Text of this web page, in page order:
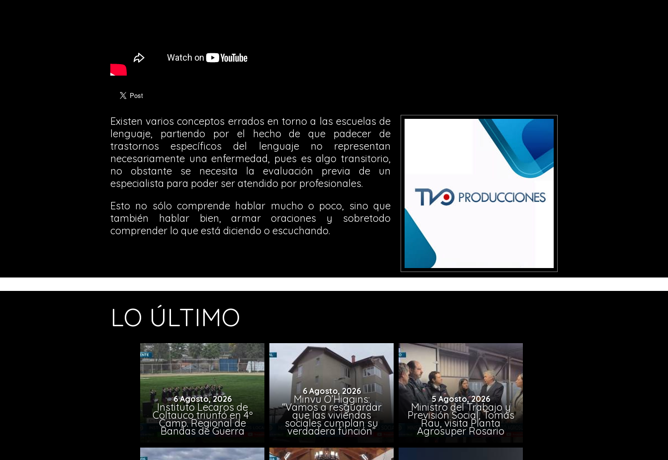
Existen varios conceptos errados en torno a las escuelas de
lenguaje, partiendo por el hecho de que padecer de
trastornos específicos del lenguaje no representan
necesariamente una enfermedad, pues es algo transitorio,
no obstante se necesita la evaluación previa de un
especialista para poder ser atendido por profesionales.
Esto no sólo comprende hablar mucho o poco, sino que
también hablar bien, armar oraciones y sobretodo
comprender lo que está diciendo o escuchando.
LO ÚLTIMO
6 Agosto, 2026
Instituto Lecaros de
Coltauco triunfó en 4º
Camp. Regional de
Bandas de Guerra
6 Agosto, 2026
Minvu O’Higgins:
“Vamos a resguardar
que las viviendas
sociales cumplan su
verdadera función”
5 Agosto, 2026
Ministro del Trabajo y
Previsión Social, Tomás
Rau, visita Planta
Agrosuper Rosario